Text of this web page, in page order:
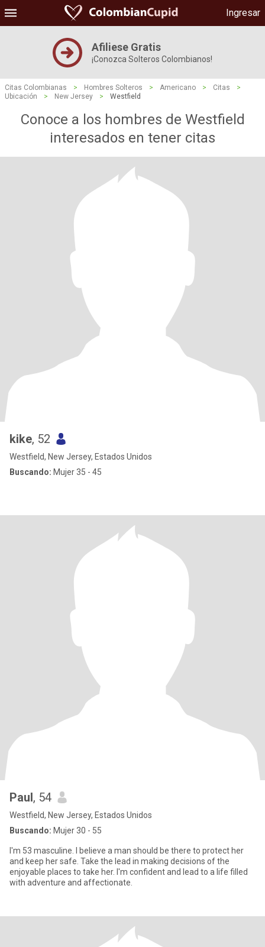
Ingresar
Afiliese Gratis
¡Conozca Solteros Colombianos!
Citas Colombianas > Hombres Solteros > Americano > Citas
>
Ubicación
> New Jersey > Westfield
Conoce a los hombres de Westfield
interesados ​​en tener citas
kike, 52
Westfield, New Jersey, Estados Unidos
Buscando: Mujer 35 - 45
Paul, 54
Westfield, New Jersey, Estados Unidos
Buscando: Mujer 30 - 55
I'm 53 masculine. I believe a man should be there to protect her
and keep her safe. Take the lead in making decisions of the
enjoyable places to take her. I'm confident and lead to a life filled
with adventure and affectionate.